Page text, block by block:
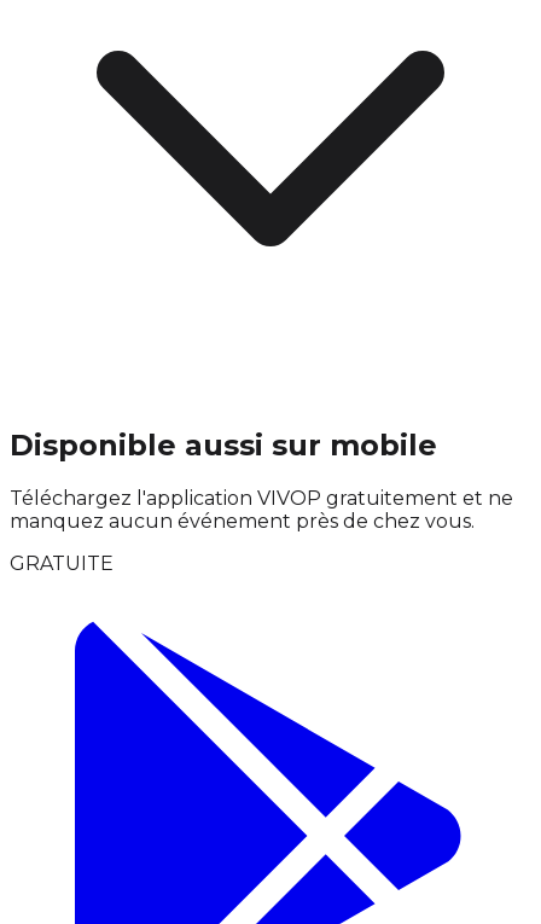
Disponible aussi sur mobile
Téléchargez l'application VIVOP gratuitement et ne
manquez aucun événement près de chez vous.
GRATUITE